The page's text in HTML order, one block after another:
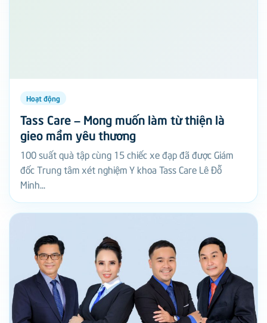
Hoạt động
Tass Care – Mong muốn làm từ thiện là
gieo mầm yêu thương
100 suất quà tập cùng 15 chiếc xe đạp đã được Giám
đốc Trung tâm xét nghiệm Y khoa Tass Care Lê Đỗ
Minh...